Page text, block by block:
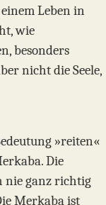
Leben in
wie
besonders
nicht die Seele,
»reiten«
Die
nie ganz richtig
Merkaba ist